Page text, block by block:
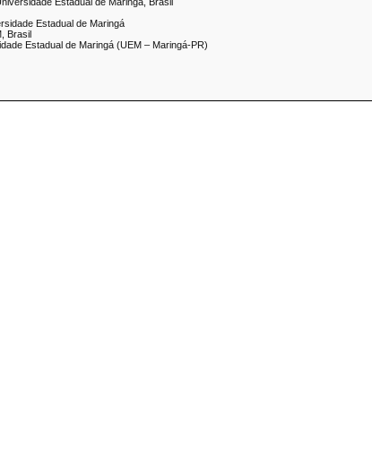
Estadual de Maringá
Brasil
Estadual de Maringá (UEM – Maringá-PR)